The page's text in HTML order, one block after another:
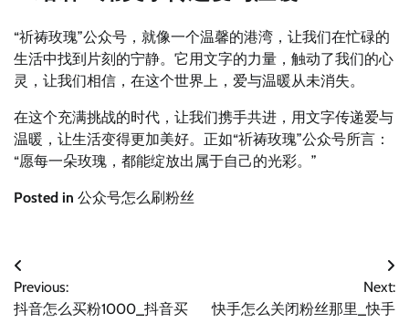
“祈祷玫瑰”公众号，就像一个温馨的港湾，让我们在忙碌的
生活中找到片刻的宁静。它用文字的力量，触动了我们的心
灵，让我们相信，在这个世界上，爱与温暖从未消失。
在这个充满挑战的时代，让我们携手共进，用文字传递爱与
温暖，让生活变得更加美好。正如“祈祷玫瑰”公众号所言：
“愿每一朵玫瑰，都能绽放出属于自己的光彩。”
Posted in 公众号怎么刷粉丝
文
章
Previous:
抖音怎么买粉1000_抖音买
Next:
快手怎么关闭粉丝那里_快手